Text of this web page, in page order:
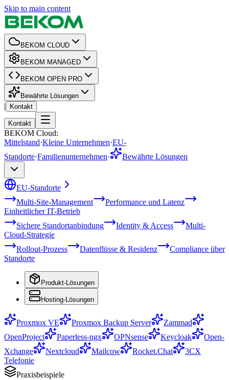
Skip to main content
BEKOM CLOUD
BEKOM MANAGED
BEKOM OPEN PRO
Bewährte Lösungen
| Kontakt
Kontakt
BEKOM Cloud:
Mittelstand·Kleine Unternehmen·EU-
Standorte·Familienunternehmen· Bewährte Lösungen
EU-Standorte
Multi-Site-Management
Performance und Latenz
Einheitlicher IT-Betrieb
Sichere Standortanbindung
Identity & Access
Multi-
Cloud-Strategie
Rollout-Prozess
Datenflüsse & Residenz
Compliance über
Standorte
Produkt-Lösungen
Hosting-Lösungen
Proxmox VE Proxmox Backup Server
Zammad
OpenProject
Paperless-ngx OPNsense Keycloak
Open-
Xchange
Nextcloud Mailcow Rocket.Chat
3CX
Telefonie
Praxisbeispiele